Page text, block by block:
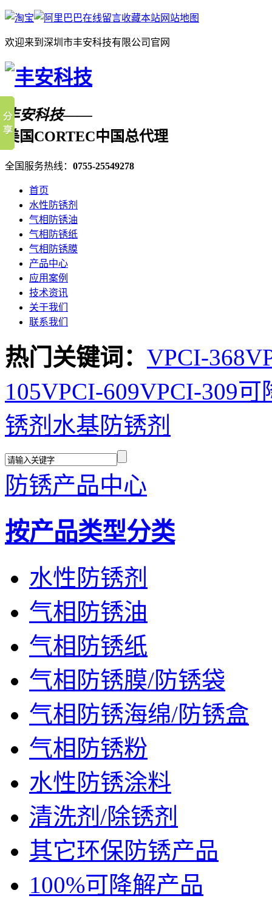
在线留言收藏本站网站地图
欢迎来到深圳市丰安科技有限公司官网
丰安科技——
美国CORTEC中国总代理
全国服务热线： 0755-25549278
首页
水性防锈剂
气相防锈油
气相防锈纸
气相防锈膜
产品中心
应用案例
技术资讯
关于我们
联系我们
热门关键词： VPCI-368
105VPCI-609VPCI-309可
锈剂 水基防锈剂
防锈产品中心
按产品类型分类
水性防锈剂
气相防锈油
气相防锈纸
气相防锈膜/防锈袋
气相防锈海绵/防锈盒
气相防锈粉
水性防锈涂料
清洗剂/除锈剂
其它环保防锈产品
100%可降解产品